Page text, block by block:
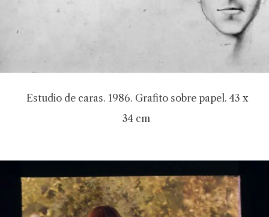
Estudio de caras. 1986. Grafito sobre papel. 43 x
34 cm